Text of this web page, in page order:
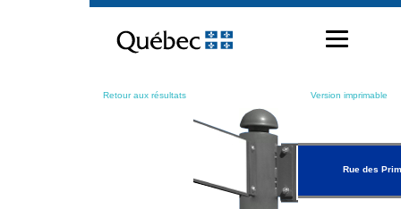
contenu
Retour aux résultats Version imprimable
Rue des